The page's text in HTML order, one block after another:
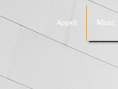
Αρχική Άδειες